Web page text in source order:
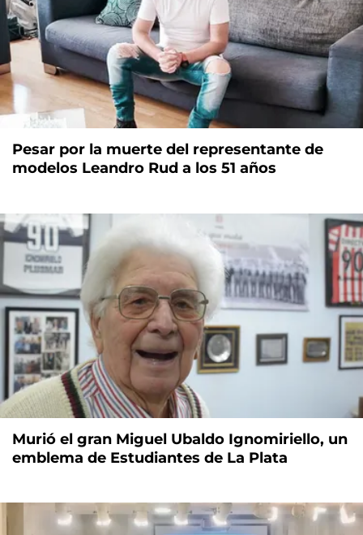
Pesar por la muerte del representante de
modelos Leandro Rud a los 51 años
Murió el gran Miguel Ubaldo Ignomiriello, un
emblema de Estudiantes de La Plata